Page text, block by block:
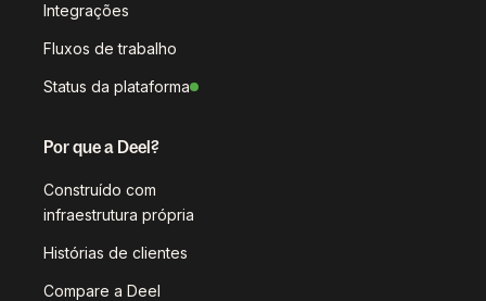
Integrações
Fluxos de trabalho
Status da plataforma
Por que a Deel?
Construído com
infraestrutura própria
Histórias de clientes
Compare a Deel